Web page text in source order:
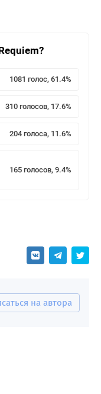
1081 голос, 61.4%
310 голосов, 17.6%
204 голоса, 11.6%
165 голосов, 9.4%
на автора